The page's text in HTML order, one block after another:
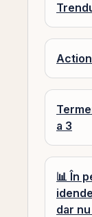
a 3
📊 În
dar